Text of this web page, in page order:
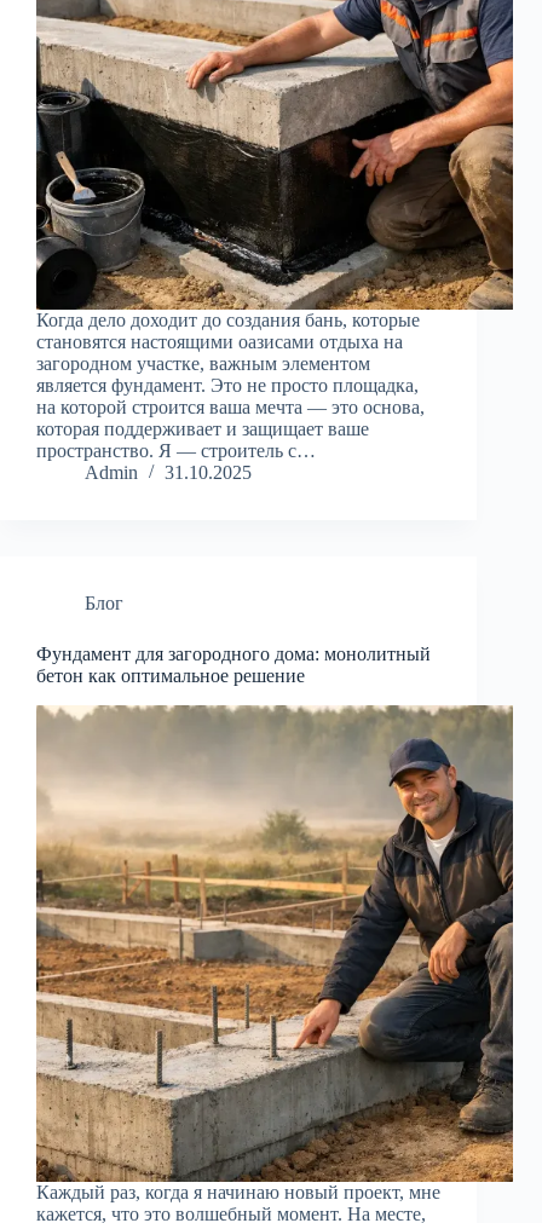
Когда дело доходит до создания бань, которые
становятся настоящими оазисами отдыха на
загородном участке, важным элементом
является фундамент. Это не просто площадка,
на которой строится ваша мечта — это основа,
которая поддерживает и защищает ваше
пространство. Я — строитель с…
Admin
31.10.2025
Блог
Фундамент для загородного дома: монолитный
бетон как оптимальное решение
Каждый раз, когда я начинаю новый проект, мне
кажется, что это волшебный момент. На месте,